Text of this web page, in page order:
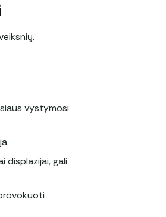
vystymosi
displazijai, gali